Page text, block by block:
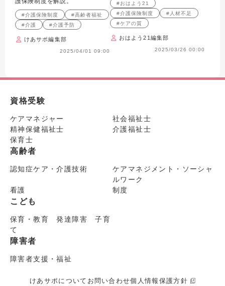
#介護保険制度
#高齢者福祉
#介護
#介護予防
けあサポ編集部
2025/04/01 09:00
る？ 介護保険制度
#おはよう21
#介護保険制度
#人材不足
#ケアの質
おはよう21編集部
2025/03/26 00:00
資格受験
ケアマネジャー
社会福祉士
精神保健福祉士
介護福祉士
保育士
高齢者
認知症ケア・介護技術
ケアマネジメント・ソーシャ
ルワーク
看護
制度
こども
保育・教育 発達障害 子育
て
障害者
障害者支援・福祉
けあサポについて お問い合わせ個人情報保護方針